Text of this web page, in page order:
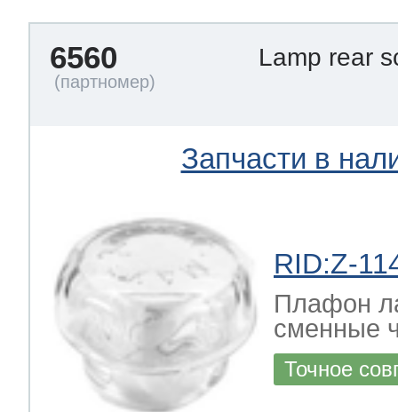
6560 Lamp rear
Запчасти в
RID:Z-
Плафон
сменные
Точное